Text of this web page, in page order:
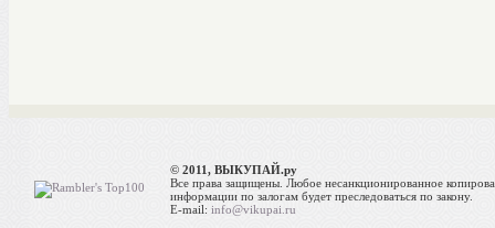
© 2011, ВЫКУПАЙ.ру
Все права защищены. Любое несанкционированное
информации по залогам будет преследоваться по закону.
E-mail:info@vikupai.ru